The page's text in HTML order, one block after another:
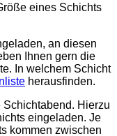
eines Schichts
an diesen
Ihnen gern die
In welchem Schicht
herausfinden.
Hierzu
eingeladen. Je
kommen zwischen